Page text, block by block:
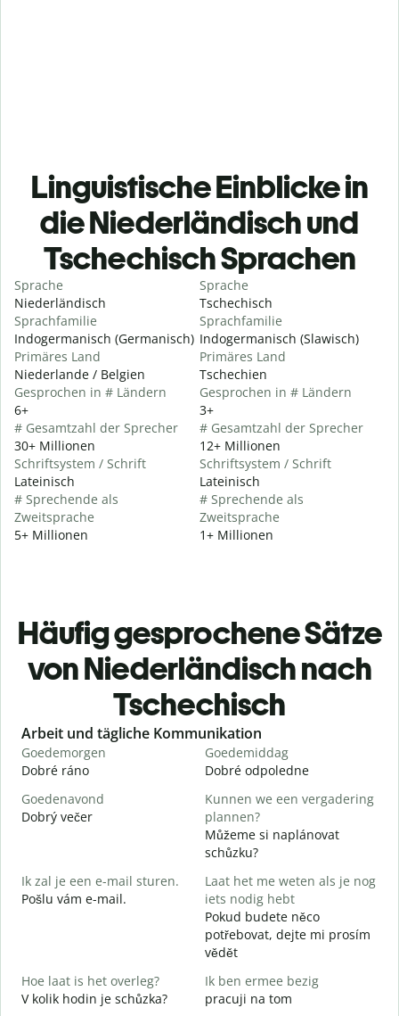
Linguistische Einblicke in
die Niederländisch und
Tschechisch Sprachen
Sprache
Niederländisch
Sprachfamilie
Indogermanisch (Germanisch)
Primäres Land
Niederlande / Belgien
Gesprochen in # Ländern
6+
# Gesamtzahl der Sprecher
30+ Millionen
Schriftsystem / Schrift
Lateinisch
# Sprechende als
Zweitsprache
5+ Millionen
Sprache
Tschechisch
Sprachfamilie
Indogermanisch (Slawisch)
Primäres Land
Tschechien
Gesprochen in # Ländern
3+
# Gesamtzahl der Sprecher
12+ Millionen
Schriftsystem / Schrift
Lateinisch
# Sprechende als
Zweitsprache
1+ Millionen
Häufig gesprochene Sätze
von Niederländisch nach
Tschechisch
Slide 1 of 6
Arbeit und tägliche Kommunikation
Goedemorgen
Dobré ráno
Goedemiddag
Dobré odpoledne
Goedenavond
Dobrý večer
Kunnen we een vergadering
plannen?
Můžeme si naplánovat
schůzku?
Ik zal je een e-mail sturen.
Pošlu vám e-mail.
Laat het me weten als je nog
iets nodig hebt
Pokud budete něco
potřebovat, dejte mi prosím
vědět
Hoe laat is het overleg?
V kolik hodin je schůzka?
Ik ben ermee bezig
pracuji na tom